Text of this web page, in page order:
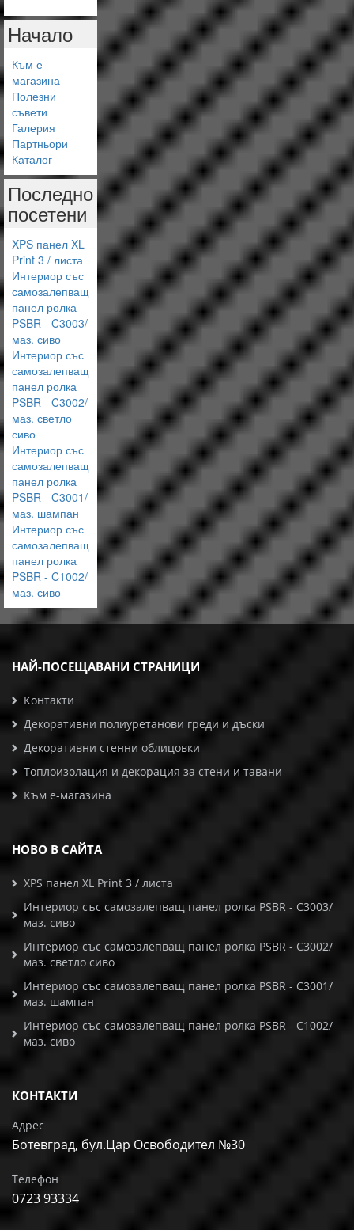
Начало
Към е-
магазина
Полезни
съвети
Галерия
Партньори
Каталог
Последно
посетени
XPS панел XL
Print 3 / листа
Интериор със
самозалепващ
панел ролка
PSBR - C3003/
маз. сиво
Интериор със
самозалепващ
панел ролка
PSBR - C3002/
маз. светло
сиво
Интериор със
самозалепващ
панел ролка
PSBR - C3001/
маз. шампан
Интериор със
самозалепващ
панел ролка
PSBR - C1002/
маз. сиво
НАЙ-ПОСЕЩАВАНИ СТРАНИЦИ
Контакти
Декоративни полиуретанови греди и дъски
Декоративни стенни облицовки
Топлоизолация и декорация за стени и тавани
Към е-магазина
НОВО В САЙТА
XPS панел XL Print 3 / листа
Интериор със самозалепващ панел ролка PSBR - C3003/
маз. сиво
Интериор със самозалепващ панел ролка PSBR - C3002/
маз. светло сиво
Интериор със самозалепващ панел ролка PSBR - C3001/
маз. шампан
Интериор със самозалепващ панел ролка PSBR - C1002/
маз. сиво
КОНТАКТИ
Адрес
Ботевград, бул.Цар Освободител №30
Телефон
0723 93334